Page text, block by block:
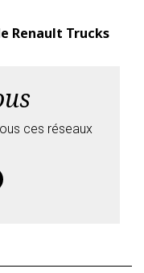
Renault Trucks
ces réseaux